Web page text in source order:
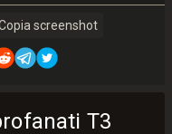
screenshot
T3